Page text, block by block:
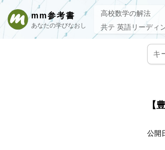
mm参考書
あなたの学びなおし
高校数学の解法
共テ 英語リーディ
【
公開